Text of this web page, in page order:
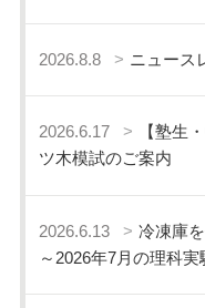
2026.8.8 ニュース
2026.6.17
【塾生
ツ木模試のご案内
2026.6.13
冷凍庫
～2026年7月の理科